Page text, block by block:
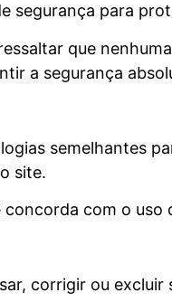
segurança para
que
a segurança
semelhantes
site.
com o
corrigir ou